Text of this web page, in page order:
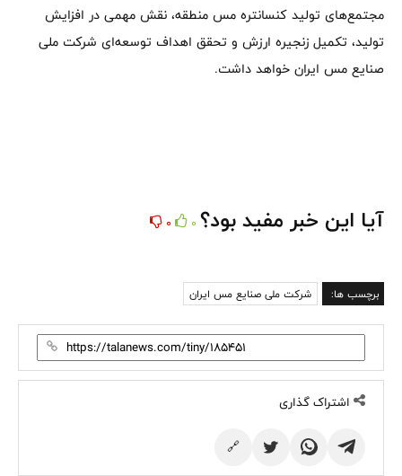
مجتمع‌های تولید کنسانتره مس منطقه، نقش مهمی در افزایش
تولید، تکمیل زنجیره ارزش و تحقق اهداف توسعه‌ای شرکت ملی
صنایع مس ایران خواهد داشت.
آیا این خبر مفید بود؟ 0
0
برچسب ها: شرکت ملی صنایع مس ایران
اشتراک گذاری
🔗